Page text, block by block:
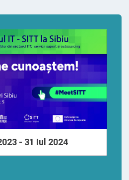
- 31 Iul 2024